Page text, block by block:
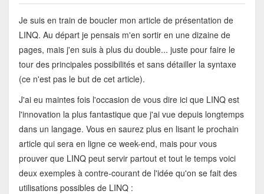
Je suis en train de boucler mon article de présentation de
LINQ. Au départ je pensais m'en sortir en une dizaine de
pages, mais j'en suis à plus du double... juste pour faire le
tour des principales possibilités et sans détailler la syntaxe
(ce n'est pas le but de cet article).
J'ai eu maintes fois l'occasion de vous dire ici que LINQ est
l'innovation la plus fantastique que j'ai vue depuis longtemps
dans un langage. Vous en saurez plus en lisant le prochain
article qui sera en ligne ce week-end, mais pour vous
prouver que LINQ peut servir partout et tout le temps voici
deux exemples à contre-courant de l'idée qu'on se fait des
utilisations possibles de LINQ :